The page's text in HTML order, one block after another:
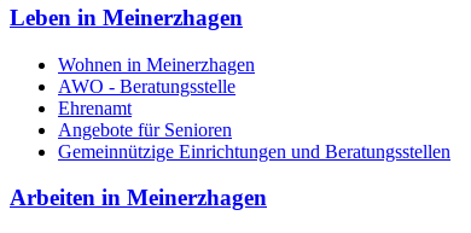
Leben in Meinerzhagen
Wohnen in Meinerzhagen
AWO - Beratungsstelle
Ehrenamt
Angebote für Senioren
Gemeinnützige Einrichtungen und Beratungsstellen
Arbeiten in Meinerzhagen